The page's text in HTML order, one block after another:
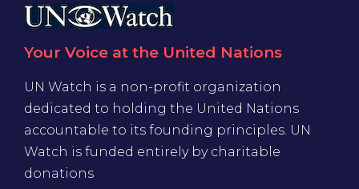
Your Voice at the United Nations
UN Watch is a non-profit organization
dedicated to holding the United Nations
accountable to its founding principles. UN
Watch is funded entirely by charitable
donations